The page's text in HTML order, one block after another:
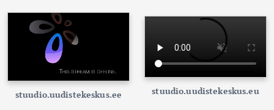
stuudio.uudistekeskus.ee stuudio.uudistekeskus.eu